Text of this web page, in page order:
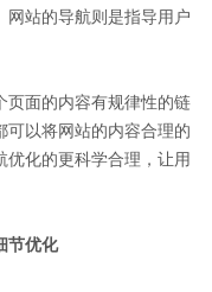
网站的导航则是指导用户
面的内容有规律性的链
可以将网站的内容合理的
化的更科学合理，让用
节优化